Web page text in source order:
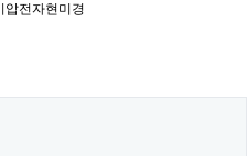
전자현미경